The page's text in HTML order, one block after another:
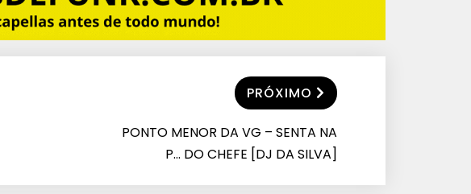
PRÓXIMO
PONTO MENOR DA VG – SENTA NA
P… DO CHEFE [DJ DA SILVA]